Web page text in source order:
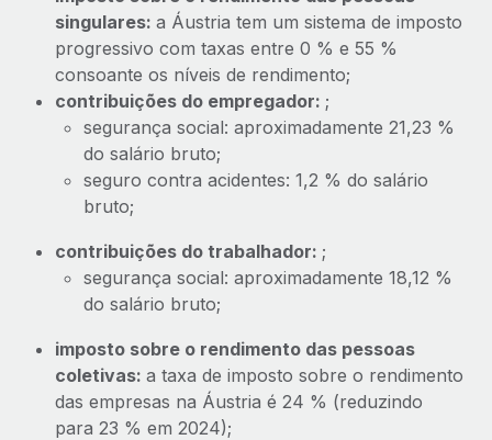
singulares: a Áustria tem um sistema de imposto
progressivo com taxas entre 0 % e 55 %
consoante os níveis de rendimento;
contribuições do empregador: ;
segurança social: aproximadamente 21,23 %
do salário bruto;
seguro contra acidentes: 1,2 % do salário
bruto;
contribuições do trabalhador: ;
segurança social: aproximadamente 18,12 %
do salário bruto;
imposto sobre o rendimento das pessoas
coletivas: a taxa de imposto sobre o rendimento
das empresas na Áustria é 24 % (reduzindo
para 23 % em 2024);